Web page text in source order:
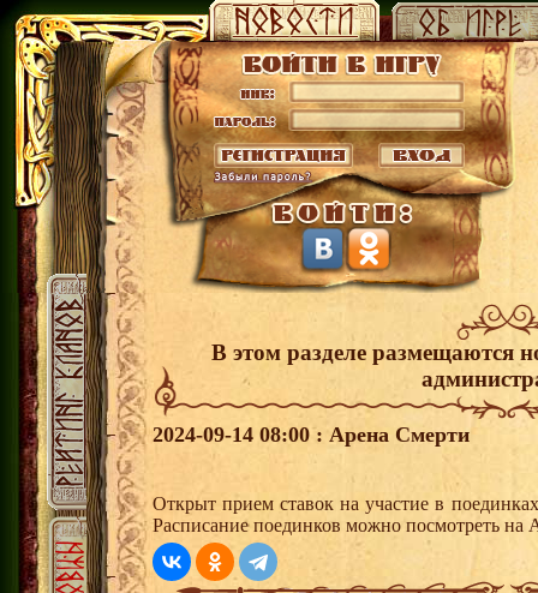
В этом разделе размещаются
2024-09-14 08:00 : Арена Смерти
Открыт прием ставок на участие в
Расписание поединков можно посмотреть на